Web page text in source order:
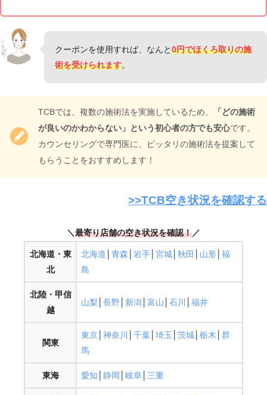
クーポンを使用すれば、なんと0円でほくろ取りの施
術を受けられます。
TCBでは、複数の施術法を実施しているため、
「どの施術
が良いのかわからない」という初心者の方でも安心です。
カウンセリングで専門医に、ピッタリの施術法を提案して
もらうことをおすすめします！
>>TCB空き状況を確認する
＼最寄り店舗の空き状況を確認！／
北海道・東
北
北海道 青森 岩手 宮城 秋田 山形 福
島
北陸・甲信
越
山梨 長野 新潟 富山 石川 福井
関東
東京 神奈川 千葉 埼玉 茨城 栃木
群
馬
東海 愛知 静岡 岐阜 三重